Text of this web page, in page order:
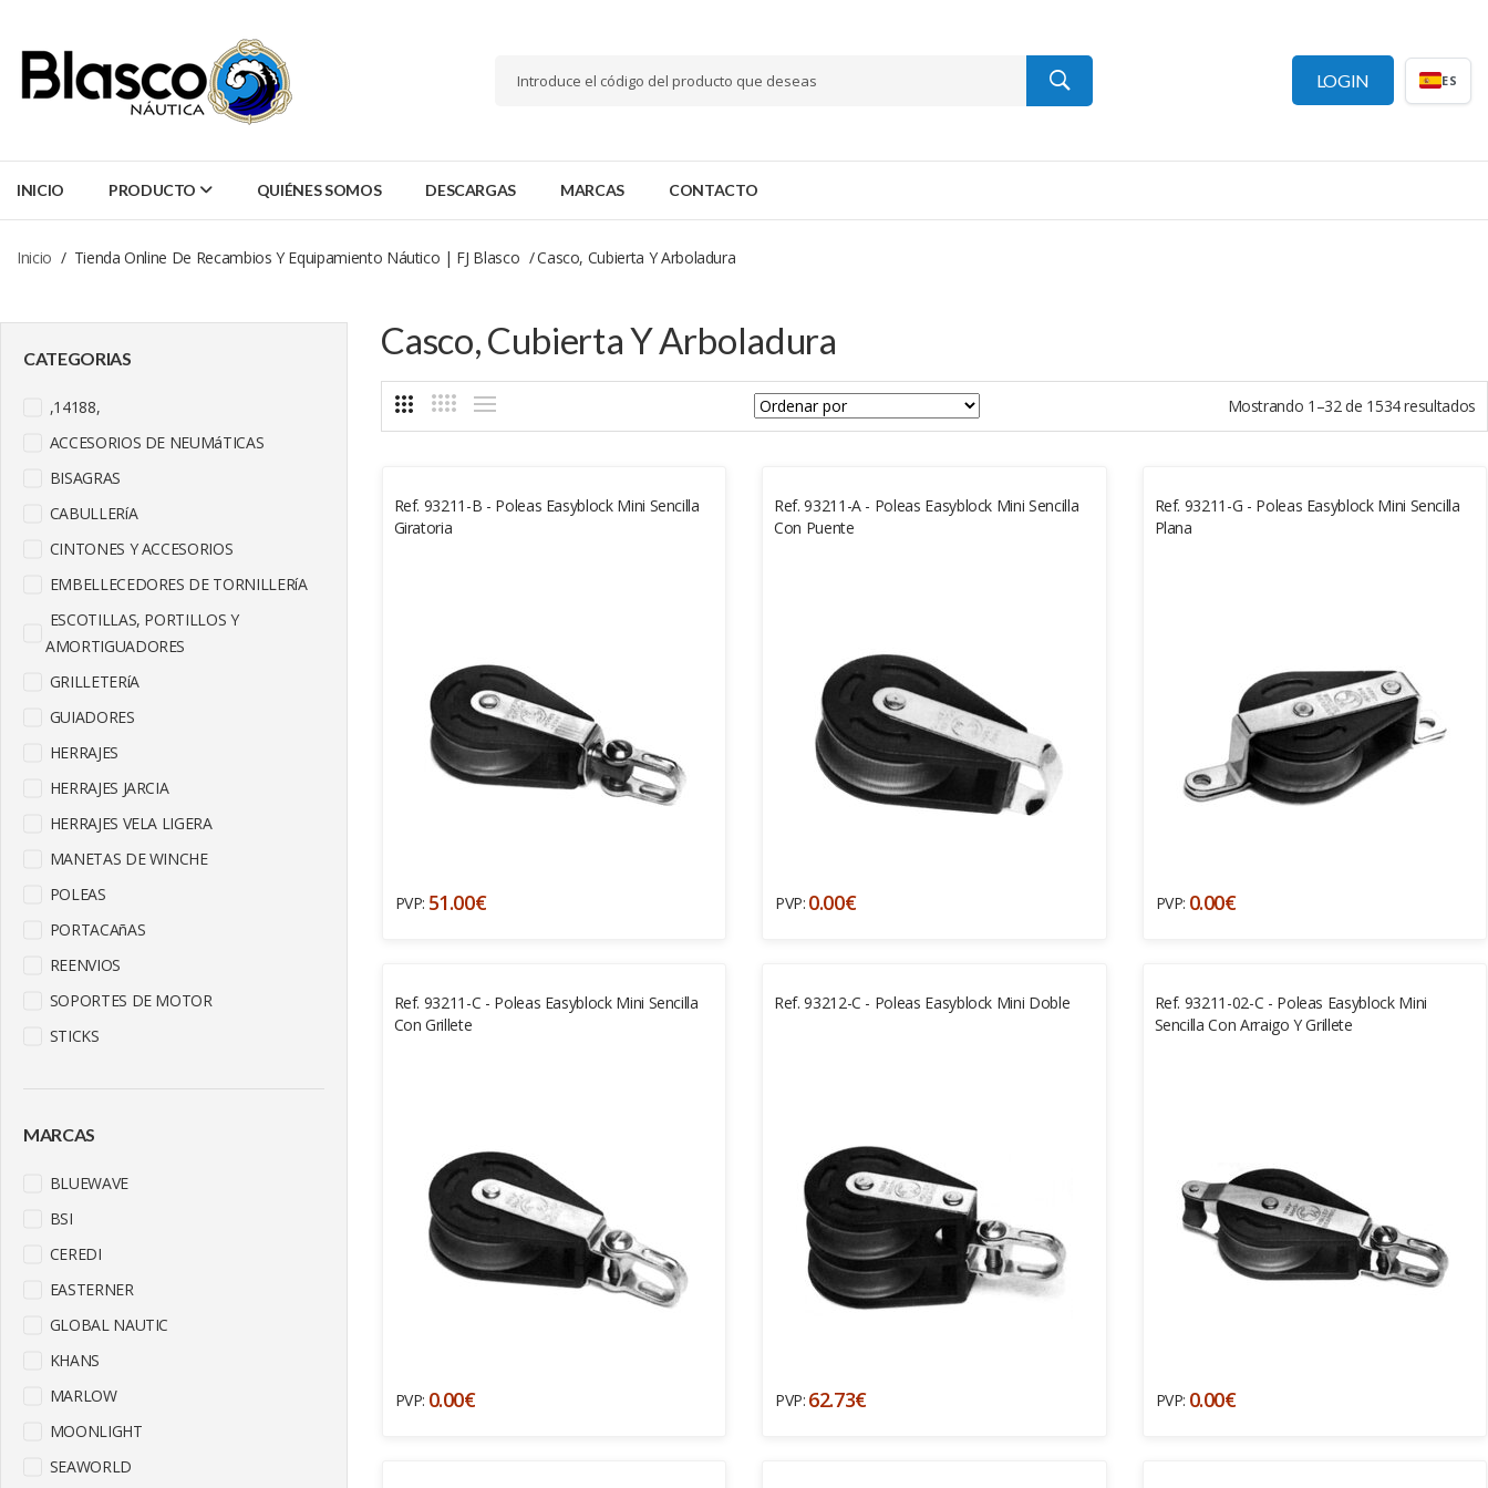
LOGIN ES
INICIO PRODUCTO QUIÉNES SOMOS DESCARGAS MARCAS CONTACTO
Inicio Tienda Online De Recambios Y Equipamiento Náutico | FJ Blasco Casco, Cubierta Y Arboladura
Casco, Cubierta Y Arboladura
Mostrando 1–32 de 1534 resultados
Ref. 93211-B - Poleas Easyblock Mini Sencilla
Giratoria
PVP: 51.00€
Ref. 93211-A - Poleas Easyblock Mini Sencilla
Con Puente
PVP: 0.00€
Ref. 93211-G - Poleas Easyblock Mini Sencilla
Plana
PVP: 0.00€
Ref. 93211-C - Poleas Easyblock Mini Sencilla
Con Grillete
PVP: 0.00€
Ref. 93212-C - Poleas Easyblock Mini Doble
PVP: 62.73€
Ref. 93211-02-C - Poleas Easyblock Mini
Sencilla Con Arraigo Y Grillete
PVP: 0.00€
CATEGORIAS
,14188,
ACCESORIOS DE NEUMáTICAS
BISAGRAS
CABULLERíA
CINTONES Y ACCESORIOS
EMBELLECEDORES DE TORNILLERíA
ESCOTILLAS, PORTILLOS Y
AMORTIGUADORES
GRILLETERíA
GUIADORES
HERRAJES
HERRAJES JARCIA
HERRAJES VELA LIGERA
MANETAS DE WINCHE
POLEAS
PORTACAñAS
REENVIOS
SOPORTES DE MOTOR
STICKS
MARCAS
BLUEWAVE
BSI
CEREDI
EASTERNER
GLOBAL NAUTIC
KHANS
MARLOW
MOONLIGHT
SEAWORLD